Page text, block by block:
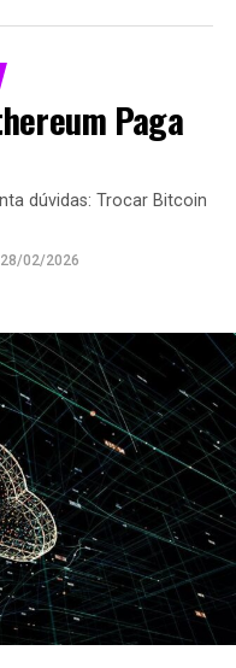
Paga
dúvidas: Trocar Bitcoin
28/02/2026